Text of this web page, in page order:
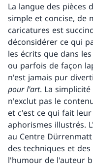
La langue des pièces
simple et concise, de
caricatures est
déconsidérer ce qui
les écrits que dans
ou parfois de façon
n'est jamais pur
pour l'art. La
n'exclut pas le
et c'est ce qui fait
aphorismes illustrés.
au Centre
des techniques et
l'humour de l'auteur